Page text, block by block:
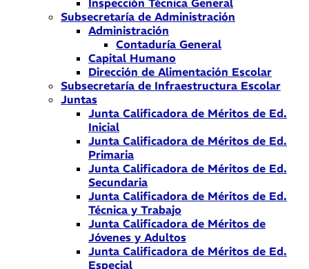
Inspección Técnica General
Subsecretaría de Administración
Administración
Contaduría General
Capital Humano
Dirección de Alimentación Escolar
Subsecretaría de Infraestructura Escolar
Juntas
Junta Calificadora de Méritos de Ed.
Inicial
Junta Calificadora de Méritos de Ed.
Primaria
Junta Calificadora de Méritos de Ed.
Secundaria
Junta Calificadora de Méritos de Ed.
Técnica y Trabajo
Junta Calificadora de Méritos de
Jóvenes y Adultos
Junta Calificadora de Méritos de Ed.
Especial